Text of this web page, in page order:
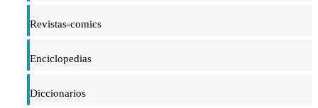
Revistas-comics
Enciclopedias
Diccionarios